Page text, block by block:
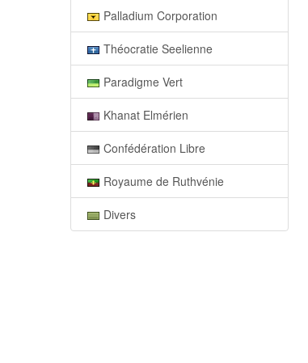
Palladium Corporation
Théocratie Seelienne
Paradigme Vert
Khanat Elmérien
Confédération Libre
Royaume de Ruthvénie
Divers